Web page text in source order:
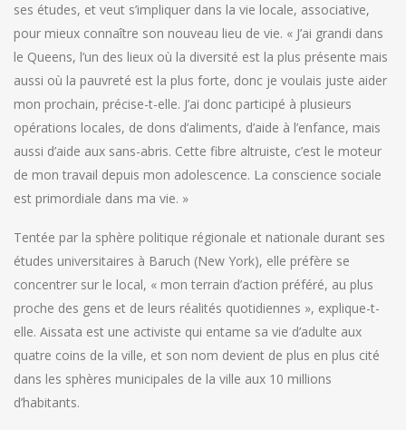
ses études, et veut s’impliquer dans la vie locale, associative,
pour mieux connaître son nouveau lieu de vie. « J’ai grandi dans
le Queens, l’un des lieux où la diversité est la plus présente mais
aussi où la pauvreté est la plus forte, donc je voulais juste aider
mon prochain, précise-t-elle. J’ai donc participé à plusieurs
opérations locales, de dons d’aliments, d’aide à l’enfance, mais
aussi d’aide aux sans-abris. Cette fibre altruiste, c’est le moteur
de mon travail depuis mon adolescence. La conscience sociale
est primordiale dans ma vie. »
Tentée par la sphère politique régionale et nationale durant ses
études universitaires à Baruch (New York), elle préfère se
concentrer sur le local, « mon terrain d’action préféré, au plus
proche des gens et de leurs réalités quotidiennes », explique-t-
elle. Aissata est une activiste qui entame sa vie d’adulte aux
quatre coins de la ville, et son nom devient de plus en plus cité
dans les sphères municipales de la ville aux 10 millions
d’habitants.